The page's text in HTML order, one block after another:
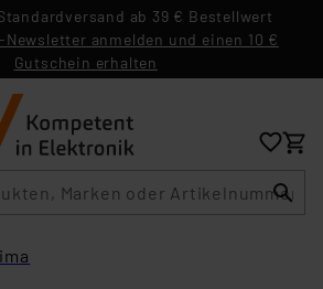
ab 39 € Bestellwert
Newsletter anmelden und einen 10 €
Gutschein erhalten